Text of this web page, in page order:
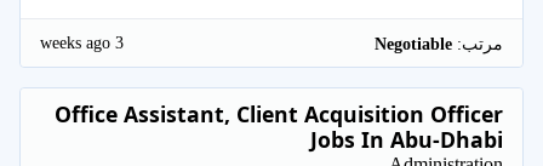
مرتب: 3 weeks ago
Office Assistant, Client Acquisition Officer
Jobs In Abu-Dhabi